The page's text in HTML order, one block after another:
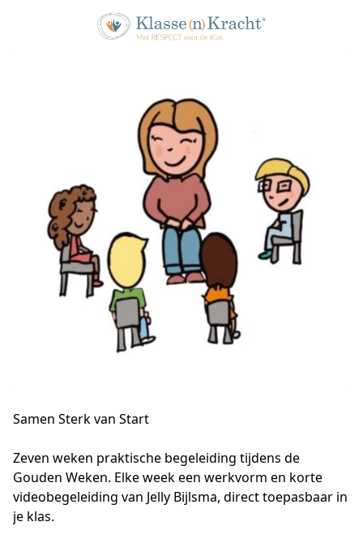
Samen Sterk van Start
Zeven weken praktische begeleiding tijdens de
Gouden Weken. Elke week een werkvorm en korte
videobegeleiding van Jelly Bijlsma, direct toepasbaar in
je klas.